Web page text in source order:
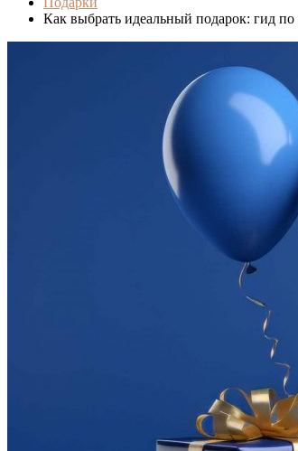
Как выбрать идеальный подарок: гид